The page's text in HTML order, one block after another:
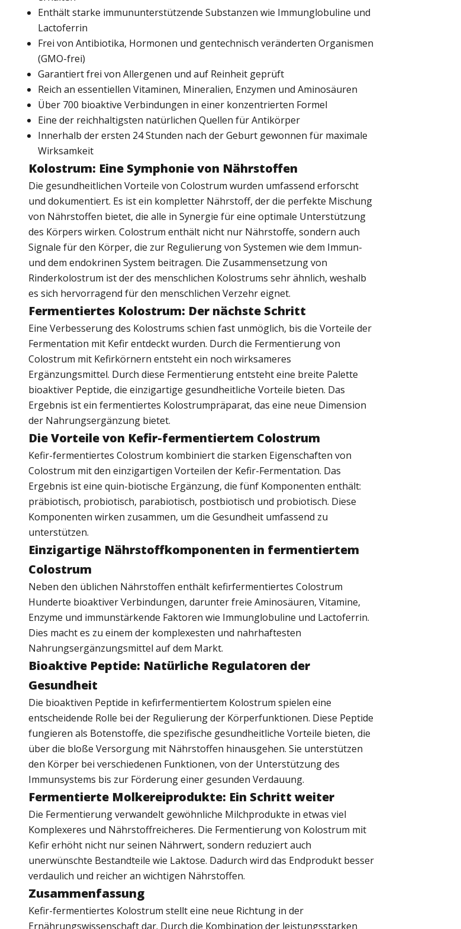
Enthält starke immununterstützende Substanzen wie Immunglobuline und
Lactoferrin
Frei von Antibiotika, Hormonen und gentechnisch veränderten Organismen
(GMO-frei)
Garantiert frei von Allergenen und auf Reinheit geprüft
Reich an essentiellen Vitaminen, Mineralien, Enzymen und Aminosäuren
Über 700 bioaktive Verbindungen in einer konzentrierten Formel
Eine der reichhaltigsten natürlichen Quellen für Antikörper
Innerhalb der ersten 24 Stunden nach der Geburt gewonnen für maximale
Wirksamkeit
Kolostrum: Eine Symphonie von Nährstoffen
Die gesundheitlichen Vorteile von Colostrum wurden umfassend erforscht
und dokumentiert. Es ist ein kompletter Nährstoff, der die perfekte Mischung
von Nährstoffen bietet, die alle in Synergie für eine optimale Unterstützung
des Körpers wirken. Colostrum enthält nicht nur Nährstoffe, sondern auch
Signale für den Körper, die zur Regulierung von Systemen wie dem Immun-
und dem endokrinen System beitragen. Die Zusammensetzung von
Rinderkolostrum ist der des menschlichen Kolostrums sehr ähnlich, weshalb
es sich hervorragend für den menschlichen Verzehr eignet.
Fermentiertes Kolostrum: Der nächste Schritt
Eine Verbesserung des Kolostrums schien fast unmöglich, bis die Vorteile der
Fermentation mit Kefir entdeckt wurden. Durch die Fermentierung von
Colostrum mit Kefirkörnern entsteht ein noch wirksameres
Ergänzungsmittel. Durch diese Fermentierung entsteht eine breite Palette
bioaktiver Peptide, die einzigartige gesundheitliche Vorteile bieten. Das
Ergebnis ist ein fermentiertes Kolostrumpräparat, das eine neue Dimension
der Nahrungsergänzung bietet.
Die Vorteile von Kefir-fermentiertem Colostrum
Kefir-fermentiertes Colostrum kombiniert die starken Eigenschaften von
Colostrum mit den einzigartigen Vorteilen der Kefir-Fermentation. Das
Ergebnis ist eine quin-biotische Ergänzung, die fünf Komponenten enthält:
präbiotisch, probiotisch, parabiotisch, postbiotisch und probiotisch. Diese
Komponenten wirken zusammen, um die Gesundheit umfassend zu
unterstützen.
Einzigartige Nährstoffkomponenten in fermentiertem
Colostrum
Neben den üblichen Nährstoffen enthält kefirfermentiertes Colostrum
Hunderte bioaktiver Verbindungen, darunter freie Aminosäuren, Vitamine,
Enzyme und immunstärkende Faktoren wie Immunglobuline und Lactoferrin.
Dies macht es zu einem der komplexesten und nahrhaftesten
Nahrungsergänzungsmittel auf dem Markt.
Bioaktive Peptide: Natürliche Regulatoren der
Gesundheit
Die bioaktiven Peptide in kefirfermentiertem Kolostrum spielen eine
entscheidende Rolle bei der Regulierung der Körperfunktionen. Diese Peptide
fungieren als Botenstoffe, die spezifische gesundheitliche Vorteile bieten, die
über die bloße Versorgung mit Nährstoffen hinausgehen. Sie unterstützen
den Körper bei verschiedenen Funktionen, von der Unterstützung des
Immunsystems bis zur Förderung einer gesunden Verdauung.
Fermentierte Molkereiprodukte: Ein Schritt weiter
Die Fermentierung verwandelt gewöhnliche Milchprodukte in etwas viel
Komplexeres und Nährstoffreicheres. Die Fermentierung von Kolostrum mit
Kefir erhöht nicht nur seinen Nährwert, sondern reduziert auch
unerwünschte Bestandteile wie Laktose. Dadurch wird das Endprodukt besser
verdaulich und reicher an wichtigen Nährstoffen.
Zusammenfassung
Kefir-fermentiertes Kolostrum stellt eine neue Richtung in der
Ernährungswissenschaft dar. Durch die Kombination der leistungsstarken